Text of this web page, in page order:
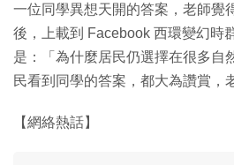
一位同學異想天開的答案，老師覺
後，上載到 Facebook 西環變幻時
是：「為什麼居民仍選擇在很多自
民看到同學的答案，都大為讚賞，
【網絡熱話】